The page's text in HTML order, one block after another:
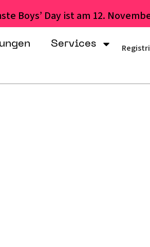
Boys’ Day ist am 12.
Services